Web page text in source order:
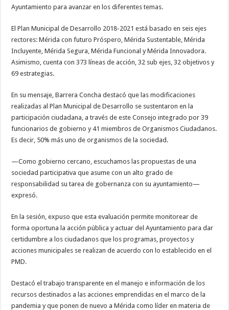
Ayuntamiento para avanzar en los diferentes temas.
El Plan Municipal de Desarrollo 2018-2021 está basado en seis ejes
rectores: Mérida con futuro Próspero, Mérida Sustentable, Mérida
Incluyente, Mérida Segura, Mérida Funcional y Mérida Innovadora.
Asimismo, cuenta con 373 líneas de acción, 32 sub ejes, 32 objetivos y
69 estrategias.
En su mensaje, Barrera Concha destacó que las modificaciones
realizadas al Plan Municipal de Desarrollo se sustentaron en la
participación ciudadana, a través de este Consejo integrado por 39
funcionarios de gobierno y 41 miembros de Organismos Ciudadanos.
Es decir, 50% más uno de organismos de la sociedad.
—Como gobierno cercano, escuchamos las propuestas de una
sociedad participativa que asume con un alto grado de
responsabilidad su tarea de gobernanza con su ayuntamiento—
expresó.
En la sesión, expuso que esta evaluación permite monitorear de
forma oportuna la acción pública y actuar del Ayuntamiento para dar
certidumbre a los ciudadanos que los programas, proyectos y
acciones municipales se realizan de acuerdo con lo establecido en el
PMD.
Destacó el trabajo transparente en el manejo e información de los
recursos destinados a las acciones emprendidas en el marco de la
pandemia y que ponen de nuevo a Mérida como líder en materia de